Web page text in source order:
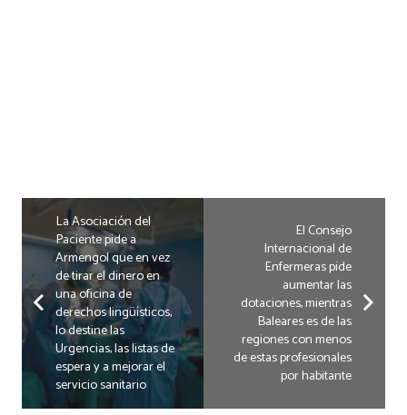
La Asociación del
Paciente pide a
Armengol que en vez
de tirar el dinero en
una oficina de
derechos lingüísticos,
lo destine las
Urgencias, las listas de
espera y a mejorar el
servicio sanitario
El Consejo
Internacional de
Enfermeras pide
aumentar las
dotaciones, mientras
Baleares es de las
regiones con menos
de estas profesionales
por habitante